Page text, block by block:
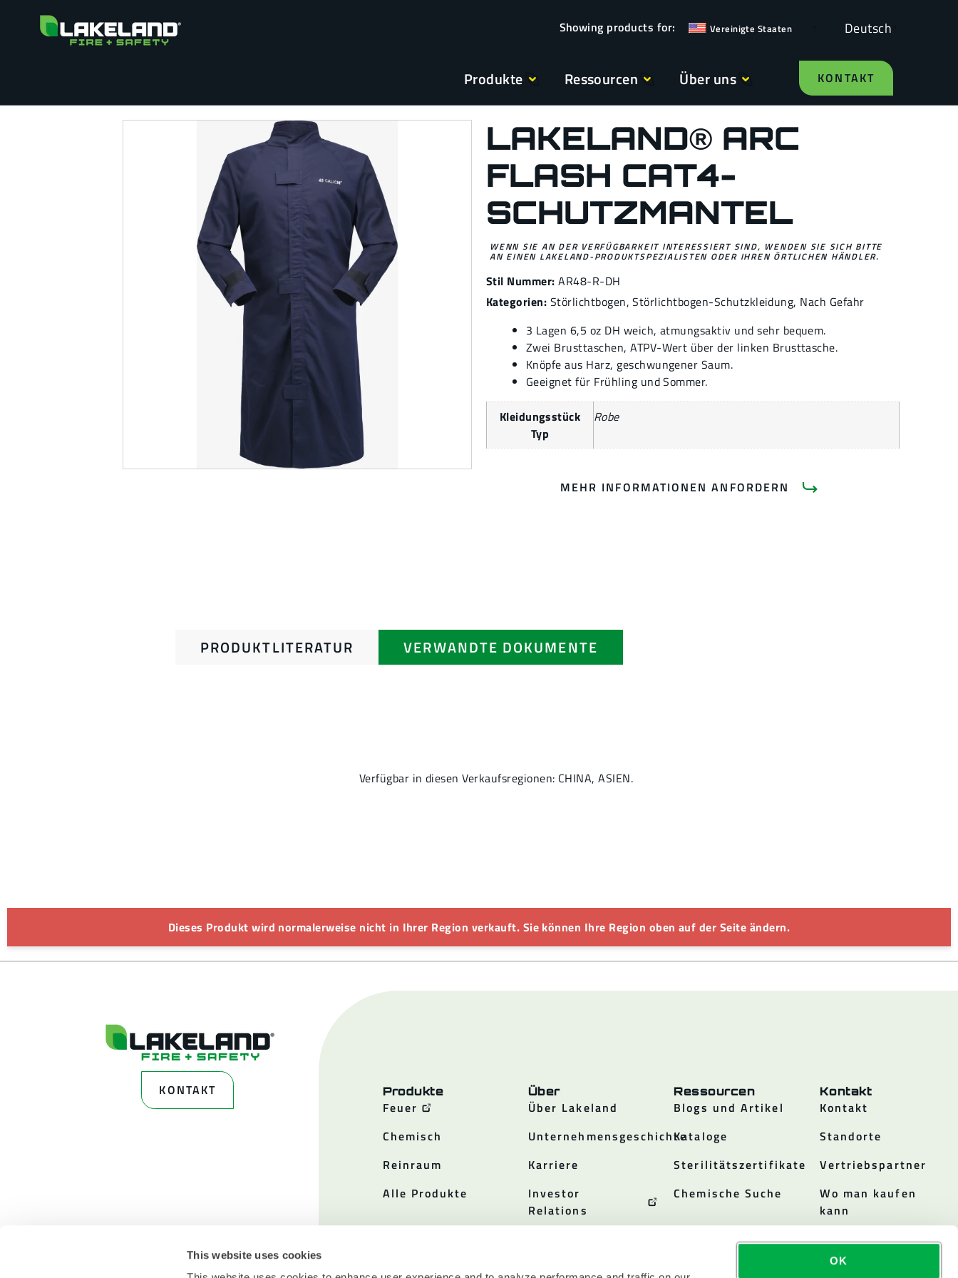
This website uses cookies
OK
Vereinigte Staaten Deutsch
Produkte Ressourcen Über uns KONTAKT
LAKELAND® ARC
FLASH CAT4-
SCHUTZMANTEL
WENN SIE AN DER VERFÜGBARKEIT INTERESSIERT SIND, WENDEN SIE SICH BITTE
AN EINEN LAKELAND-PRODUKTSPEZIALISTEN ODER IHREN ÖRTLICHEN HÄNDLER.
Stil Nummer: AR48-R-DH
Kategorien: Störlichtbogen,Störlichtbogen-Schutzkleidung, Nach Gefahr
3 Lagen 6,5 oz DH weich, atmungsaktiv und sehr bequem.
Zwei Brusttaschen, ATPV-Wert über der linken Brusttasche.
Knöpfe aus Harz, geschwungener Saum.
Geeignet für Frühling und Sommer.
Kleidungsstück
Typ
Robe
MEHR INFORMATIONEN ANFORDERN
PRODUKTLITERATUR VERWANDTE DOKUMENTE
Verfügbar in diesen Verkaufsregionen: CHINA, ASIEN.
Dieses Produkt wird normalerweise nicht in Ihrer Region verkauft. Sie können Ihre Region oben auf der Seite ändern.
KONTAKT Produkte
Feuer
Chemisch
Reinraum
Alle Produkte
Über
Über Lakeland
Unternehmensgeschichte
Karriere
Investor
Relations
Ressourcen
Blogs und Artikel
Kataloge
Sterilitätszertifikate
Chemische Suche
Kontakt
Kontakt
Standorte
Vertriebspartner
Wo man kaufen
kann